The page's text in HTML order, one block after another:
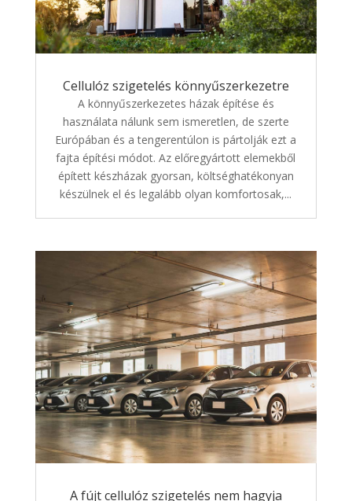
Cellulóz szigetelés könnyűszerkezetre
A könnyűszerkezetes házak építése és
használata nálunk sem ismeretlen, de szerte
Európában és a tengerentúlon is pártolják ezt a
fajta építési módot. Az előregyártott elemekből
épített készházak gyorsan, költséghatékonyan
készülnek el és legalább olyan komfortosak,...
A fújt cellulóz szigetelés nem hagyja